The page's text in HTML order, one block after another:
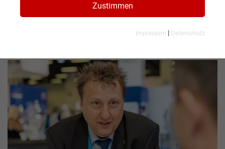
Interview mit Mario Schmidt, Head of
Zustimmen
Impressum | Datenschutz